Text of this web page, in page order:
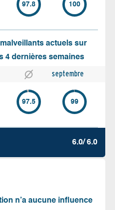
97.8 100
actuels sur
4 dernières semaines
septembre
97.5 99
6.0/ 6.0
n’a aucune influence